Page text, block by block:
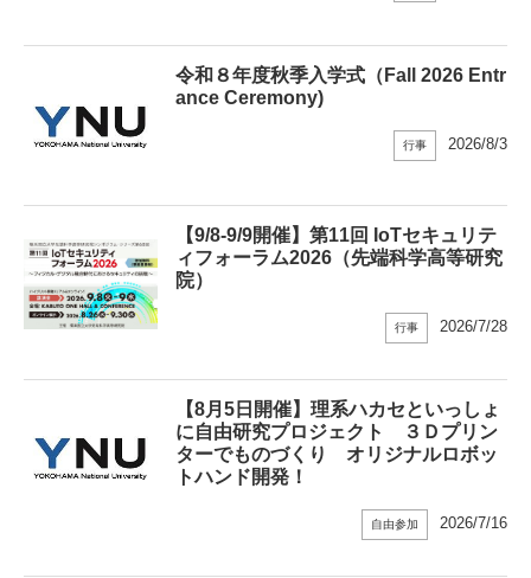
令和８年度秋季⼊学式（Fall 2026 Entr
ance Ceremony)
行事 2026/8/3
【9/8-9/9開催】第11回 IoTセキュリテ
ィフォーラム2026（先端科学高等研究
院）
行事 2026/7/28
【8月5日開催】理系ハカセといっしょ
に自由研究プロジェクト ３Ｄプリン
ターでものづくり オリジナルロボッ
トハンド開発！
自由参加 2026/7/16